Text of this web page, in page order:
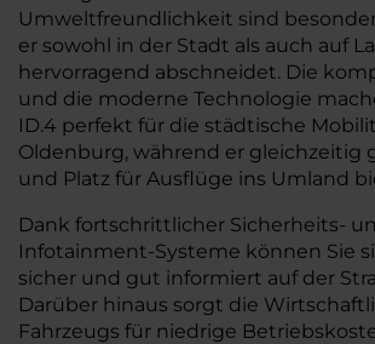
Umweltfreundlichkeit sind
er sowohl in der Stadt als auch auf
hervorragend abschneidet. Die
und die moderne Technologie
ID.4 perfekt für die städtische
Oldenburg, während er gleichzeitig
und Platz für Ausflüge ins Umland
Dank fortschrittlicher Sicherheits-
Infotainment-Systeme können Sie
sicher und gut informiert auf der
Darüber hinaus sorgt die
Fahrzeugs für niedrige